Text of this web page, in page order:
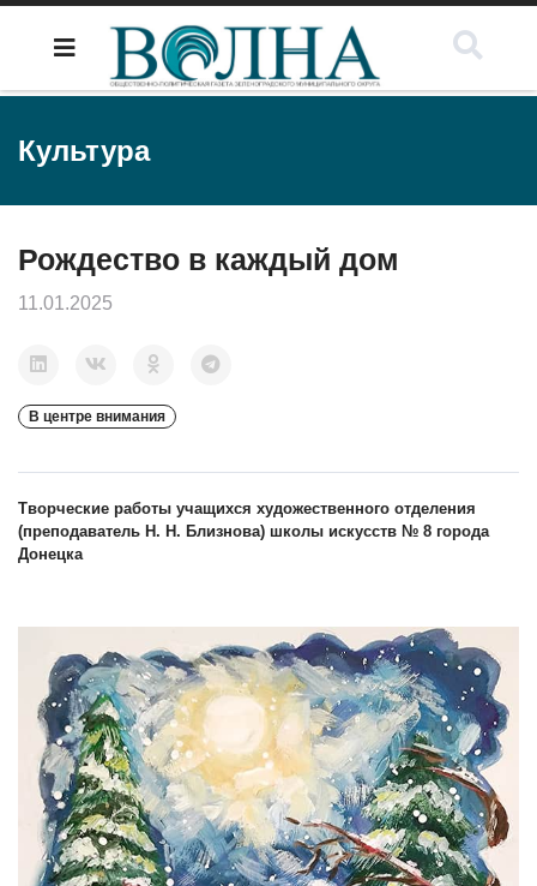
Культура
Рождество в каждый дом
11.01.2025
В центре внимания
Творческие работы учащихся художественного отделения
(преподаватель Н. Н. Близнова) школы искусств № 8 города
Донецка